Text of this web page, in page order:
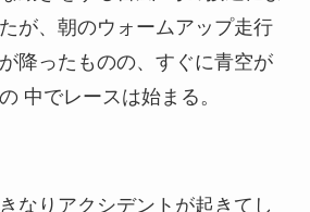
が、朝のウォームアップ走行
降ったものの、すぐに⻘空が
中でレースは始まる。
なりアクシデントが起きてし